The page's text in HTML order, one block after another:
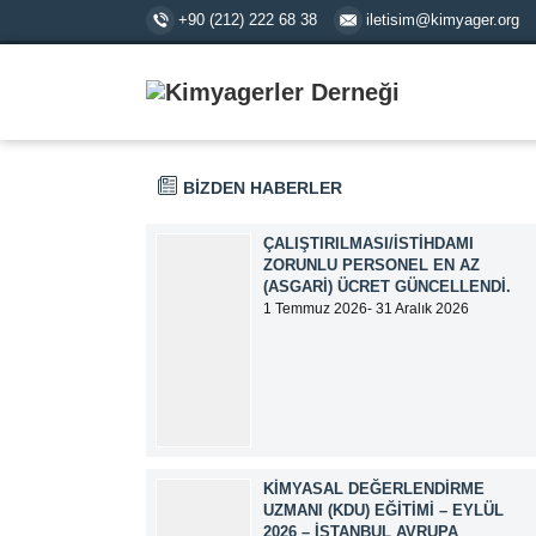
+90 (212) 222 68 38 iletisim@kimyager.org
BİZDEN HABERLER
ÇALIŞTIRILMASI/İSTIHDAMI
ZORUNLU PERSONEL EN AZ
(ASGARI) ÜCRET GÜNCELLENDI.
1 Temmuz 2026- 31 Aralık 2026
KIMYASAL DEĞERLENDIRME
UZMANI (KDU) EĞITIMI – EYLÜL
2026 – İSTANBUL AVRUPA